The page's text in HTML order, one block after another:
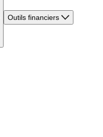
Outils financiers